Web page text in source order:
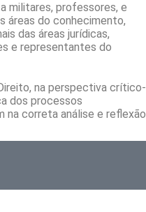
militares, professores, e
áreas do conhecimento,
das áreas jurídicas,
e representantes do
na perspectiva crítico-
dos processos
na correta análise e reflexão